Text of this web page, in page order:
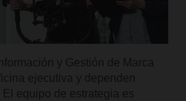
y Gestión de Marca
ejecutiva y dependen
equipo de estrategia es